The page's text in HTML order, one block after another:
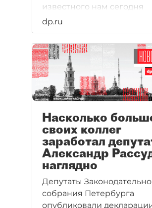
известного нам сегодня
мегаполиса и центра
жизни. Многие имена и
названия компаний,
отметившихся на
нашей газеты в 1990-х
хорошо знакомы и сейчас.
Причем не только таким
ветеранам делового
Петербурга, как мы, но и
поколению бизнесменов
dp.ru
Насколько
своих коллег
заработал
Александр
наглядно
Депутаты
собрания Петербурга
опубликовали